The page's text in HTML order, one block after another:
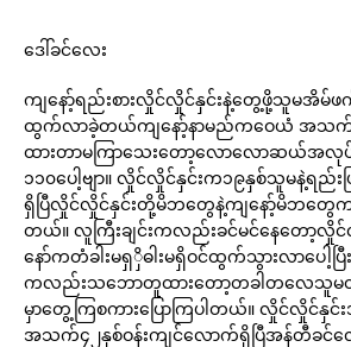
ဒေါ်ခင်လေး
ကျနော့်ရည်းစားလှိုင်လှိုင်နှင်းနဲ့တွေ့ဖို့သူမအိ
ထွက်လာခဲ့တယ်ကျနော့်နာမည်ကဝေယံ အသက်က
ထားတာမကြာသေးတော့လောလောဆယ်အလု
၁၁၀ပေါ့ဗျာ။ လှိုင်လှိုင်နှင်းက၁၉နှစ်သူမနဲ့ရည်
ရှိပြီလှိုင်လှိုင်နှင်းတို့မိဘတွေနဲ့ကျနော့်မိဘတွေ
တယ်။ လူကြီးချင်းကလည်းခင်မင်နေတော့လှို
နော်ကတံခါးမရှှိဓါးမရှိဝင်ထွက်သွားလာပေါ့
ကလည်းသဘောတူထားတော့တခါတလေသူမ
မှာတွေ့ကြစကားပြောကြပါတယ်။ လှိုင်လှိုင်နှင်
အသက်၄၂နှစ်ဝန်းကျင်လောက်ရှိပြီအန်တီခင်လ